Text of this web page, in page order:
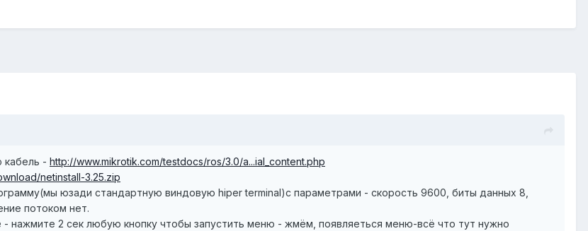
кабель - http://www.mikrotik.com/testdocs/ros/3.0/a...ial_content.php
netinstall-3.25.zip
юзади стандартную виндовую hiper terminal)с параметрами - скорость 9600, биты данных 8,
потоком нет.
нажмите 2 сек любую кнопку чтобы запустить меню - жмём, появляеться меню-всё что тут нужно